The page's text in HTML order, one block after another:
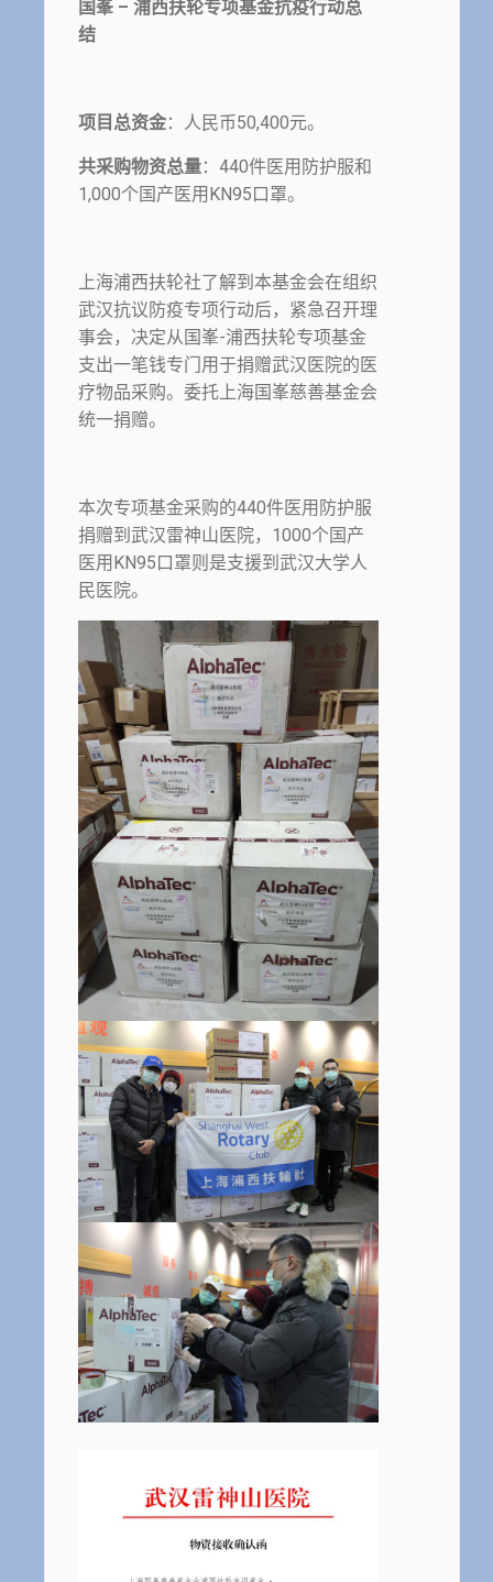
国峯 – 浦西扶轮专项基金抗疫行动总
结
项目总资金：人民币50,400元。
共采购物资总量：440件医用防护服和
1,000个国产医用KN95口罩。
上海浦西扶轮社了解到本基金会在组织
武汉抗议防疫专项行动后，紧急召开理
事会，决定从国峯-浦西扶轮专项基金
支出一笔钱专门用于捐赠武汉医院的医
疗物品采购。委托上海国峯慈善基金会
统一捐赠。
本次专项基金采购的440件医用防护服
捐赠到武汉雷神山医院，1000个国产
医用KN95口罩则是支援到武汉大学人
民医院。